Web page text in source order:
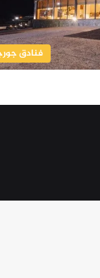
فنادق